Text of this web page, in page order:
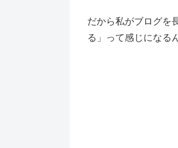
だから私がブログを
る」って感じになる